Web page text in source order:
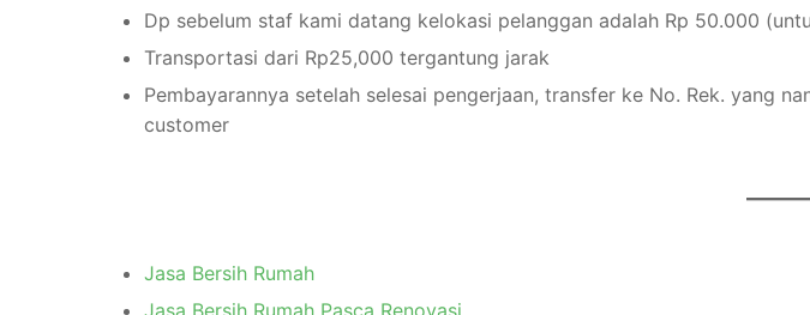
Dp sebelum staf kami datang kelokasi pelanggan adalah Rp 50.000
Transportasi dari Rp25,000 tergantung jarak
Pembayarannya setelah selesai pengerjaan, transfer ke No. Rek. yang
customer
Jasa Bersih Rumah